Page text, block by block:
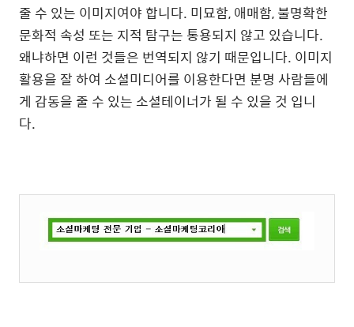
줄 수 있는 이미지여야 합니다. 미묘함, 애매함, 불명확한
문화적 속성 또는 지적 탐구는 통용되지 않고 있습니다.
왜냐하면 이런 것들은 번역되지 않기 때문입니다. 이미지
활용을 잘 하여 소셜미디어를 이용한다면 분명 사람들에
게 감동을 줄 수 있는 소셜테이너가 될 수 있을 것 입니
다.